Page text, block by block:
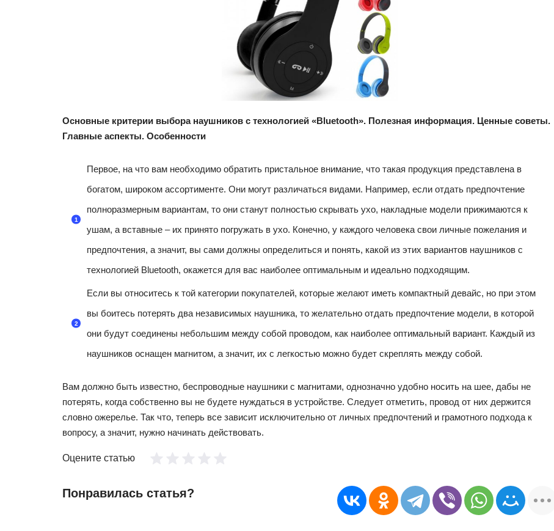
Основные критерии выбора наушников с технологией «Bluetooth». Полезная информация. Ценные советы.
Главные аспекты. Особенности
Первое, на что вам необходимо обратить пристальное внимание, что такая продукция представлена в
богатом, широком ассортименте. Они могут различаться видами. Например, если отдать предпочтение
полноразмерным вариантам, то они станут полностью скрывать ухо, накладные модели прижимаются к
ушам, а вставные – их принято погружать в ухо. Конечно, у каждого человека свои личные пожелания и
предпочтения, а значит, вы сами должны определиться и понять, какой из этих вариантов наушников с
технологией Bluetooth, окажется для вас наиболее оптимальным и идеально подходящим.
Если вы относитесь к той категории покупателей, которые желают иметь компактный девайс, но при этом
вы боитесь потерять два независимых наушника, то желательно отдать предпочтение модели, в которой
они будут соединены небольшим между собой проводом, как наиболее оптимальный вариант. Каждый из
наушников оснащен магнитом, а значит, их с легкостью можно будет скреплять между собой.
Вам должно быть известно, беспроводные наушники с магнитами, однозначно удобно носить на шее, дабы не
потерять, когда собственно вы не будете нуждаться в устройстве. Следует отметить, провод от них держится
словно ожерелье. Так что, теперь все зависит исключительно от личных предпочтений и грамотного подхода к
вопросу, а значит, нужно начинать действовать.
Оцените статью
Понравилась статья?